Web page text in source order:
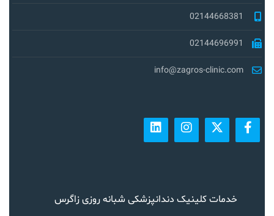
02144668381
02144696991
info@zagros-clinic.com
خدمات کلینیک دندانپزشکی شبانه روزی زاگرس